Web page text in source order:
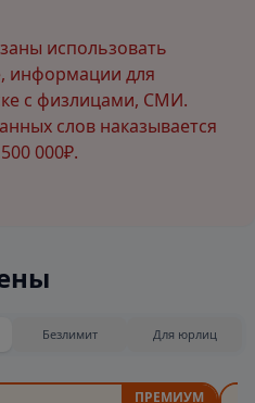
использовать
информации для
с физлицами, СМИ.
слов наказывается
000₽.
Безлимит Для юрлиц
ПРЕМИУМ